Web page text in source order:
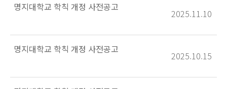
명지대학교 학칙 개정 사전공고
2025.11.10
명지대학교 학칙 개정 사전공고
2025.10.15